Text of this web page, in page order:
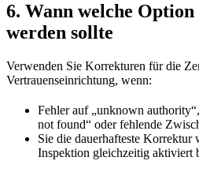
6. Wann welche
werden sollte
Verwenden Sie Korrekturen für die
Vertrauenseinrichtung, wenn:
Fehler auf „unknown
not found“ oder fehlende
Sie die dauerhafteste Korrektur
Inspektion gleichzeitig aktiviert